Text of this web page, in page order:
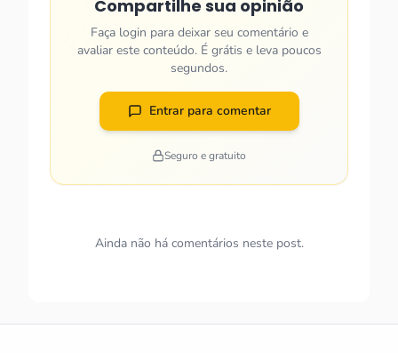
Compartilhe sua opinião
Faça login para deixar seu comentário e
avaliar este conteúdo. É grátis e leva poucos
segundos.
Entrar para comentar
Seguro e gratuito
Ainda não há comentários neste post.